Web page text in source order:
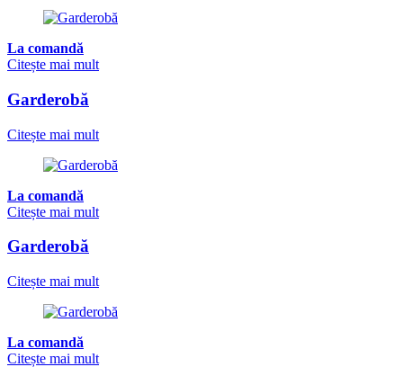
La comandă
Citește mai mult
Garderobă
Citește mai mult
La comandă
Citește mai mult
Garderobă
Citește mai mult
La comandă
Citește mai mult